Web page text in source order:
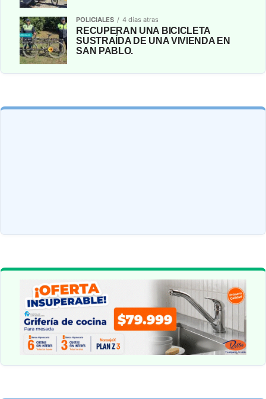
POLICIALES 4 días atras
RECUPERAN UNA BICICLETA
SUSTRAÍDA DE UNA VIVIENDA EN
SAN PABLO.